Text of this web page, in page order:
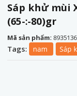
Sáp khử mùi
(65-:-80)gr
Mã sản phẩm:
Tags: nam Sáp